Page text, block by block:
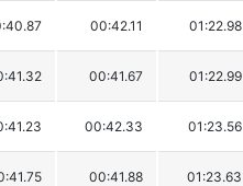
00:42.11 01:22.98
00:41.67 01:22.99
00:42.33 01:23.56
00:41.88 01:23.63